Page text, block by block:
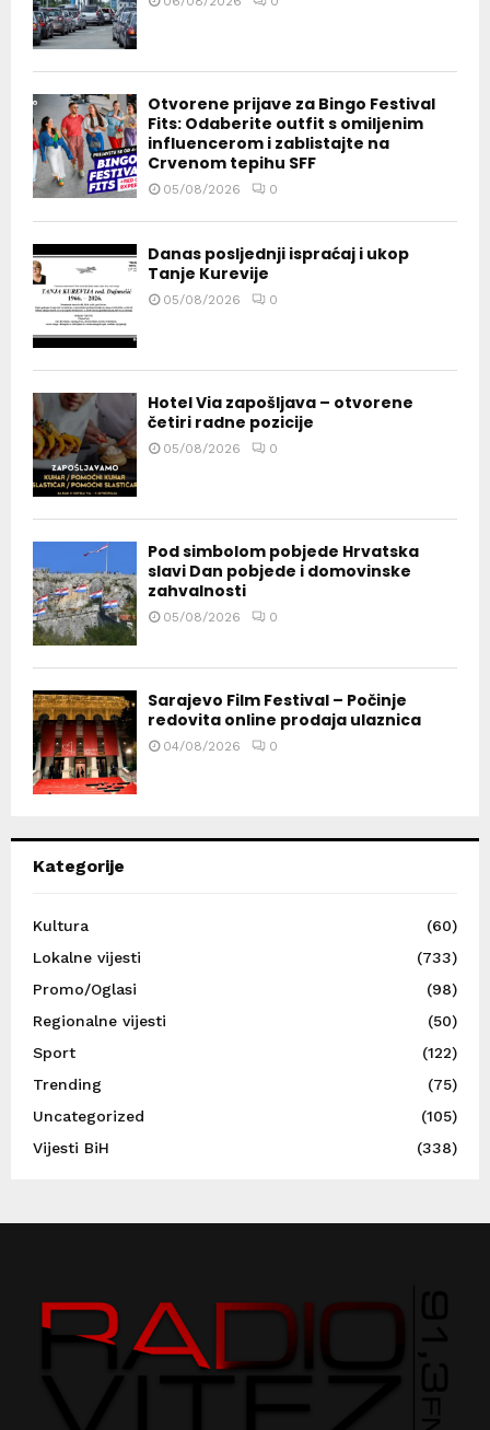
Otvorene prijave za Bingo Festival
Fits: Odaberite outfit s omiljenim
influencerom i zablistajte na
Crvenom tepihu SFF
05/08/2026 0
Danas posljednji ispraćaj i ukop
Tanje Kurevije
05/08/2026 0
Hotel Via zapošljava – otvorene
četiri radne pozicije
05/08/2026 0
Pod simbolom pobjede Hrvatska
slavi Dan pobjede i domovinske
zahvalnosti
05/08/2026 0
Sarajevo Film Festival – Počinje
redovita online prodaja ulaznica
04/08/2026 0
Kategorije
Kultura
(60)
Lokalne vijesti
(733)
Promo/Oglasi
(98)
Regionalne vijesti
(50)
Sport
(122)
Trending
(75)
Uncategorized
(105)
Vijesti BiH
(338)